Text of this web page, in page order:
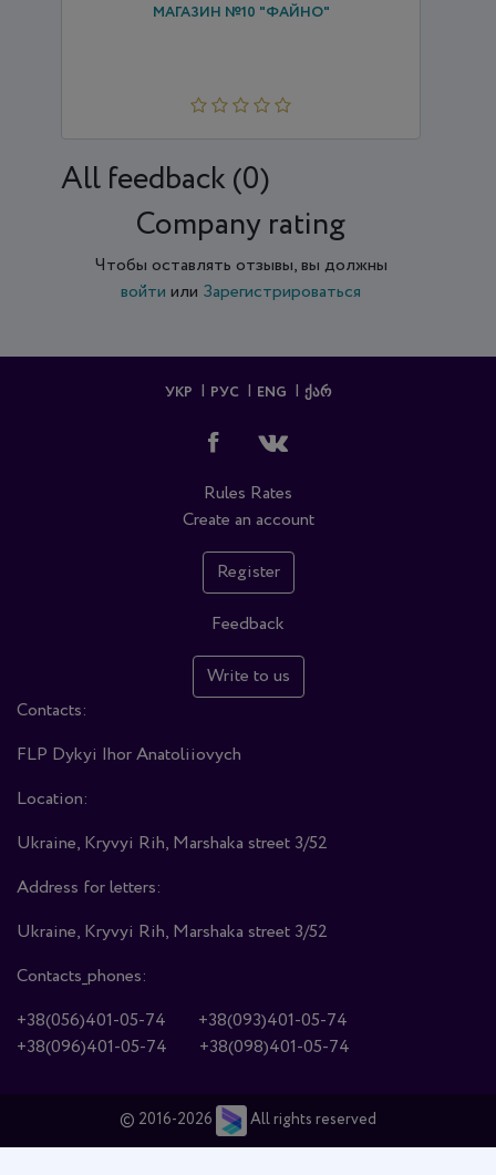
МАГАЗИН №10 "ФАЙНО"
All feedback (0)
Company rating
Чтобы оставлять отзывы, вы должны
войти или Зарегистрироваться
УКР РУС ENG ᲥᲐᲠ
Rules Rates
Create an account
Register
Feedback
Write to us
Contacts:
FLP Dykyi Ihor Anatoliiovych
Location:
Ukraine, Kryvyi Rih, Marshaka street 3/52
Address for letters:
Ukraine, Kryvyi Rih, Marshaka street 3/52
Contacts_phones:
+38(056)401-05-74
+38(093)401-05-74
+38(096)401-05-74
+38(098)401-05-74
© 2016-2026 All rights reserved